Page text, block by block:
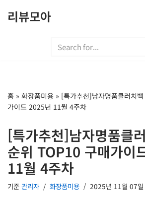
뛰
기
리뷰모아
홈 » 화장품미용 » [특가추천]남자명품클러치
가이드 2025년 11월 4주차
[특가추천]남자명품클
순위 TOP10 구매가이
11월 4주차
기준 관리자 화장품미용 2025년 11월 07일